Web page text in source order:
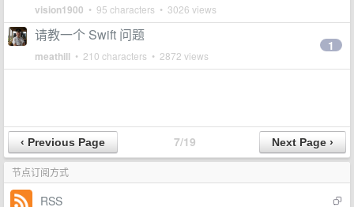
vision1900 • 95 characters • 3026 views
请教一个 Swift 问题
meathill • 210 characters • 2872 views
1
7/19
节点订阅方式
RSS